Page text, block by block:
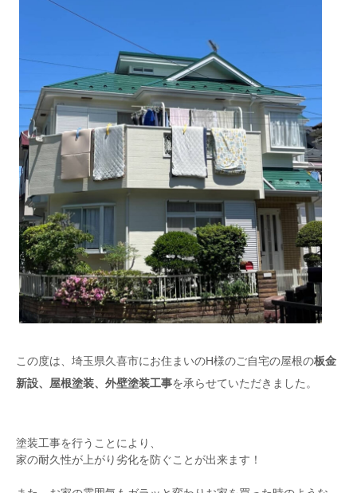
この度は、埼玉県久喜市にお住まいのH様のご自宅の屋根の板金
新設、屋根塗装、外壁塗装工事を承らせていただきました。
塗装工事を行うことにより、
家の耐久性が上がり劣化を防ぐことが出来ます！